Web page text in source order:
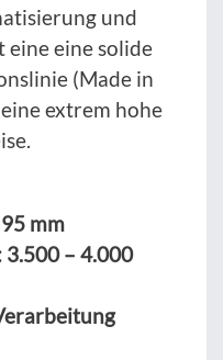
und
eine eine solide
(Made in
extrem hohe
mm
– 4.000